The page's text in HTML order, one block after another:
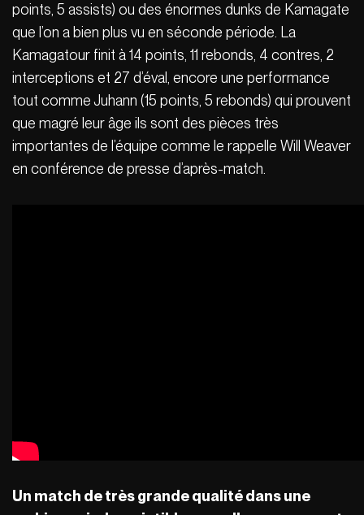
points, 5 assists) ou des énormes dunks de Kamagate
que l’on a bien plus vu en séconde période. La
Kamagatour finit à 14 points, 11 rebonds, 4 contres, 2
interceptions et 27 d’éval, encore une performance
tout comme Juhann (15 points, 5 rebonds) qui prouvent
que magré leur âge ils sont des pièces très
importantes de l’équipe comme le rappelle Will Weaver
en conférence de presse d’après-match.
Un match de très grande qualité dans une